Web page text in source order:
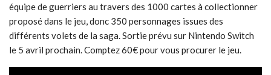
équipe de guerriers au travers des 1000 cartes à collectionner
proposé dans le jeu, donc 350 personnages issues des
différents volets de la saga. Sortie prévu sur Nintendo Switch
le 5 avril prochain. Comptez 60€ pour vous procurer le jeu.